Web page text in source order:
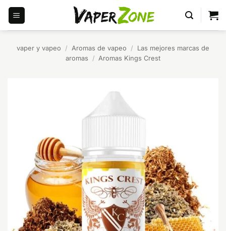
Saltar
contenido
vaper y vapeo / Aromas de vapeo /
Las mejores marcas de
aromas
/ Aromas Kings Crest